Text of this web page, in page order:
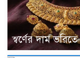
স্বর্ণের দাম